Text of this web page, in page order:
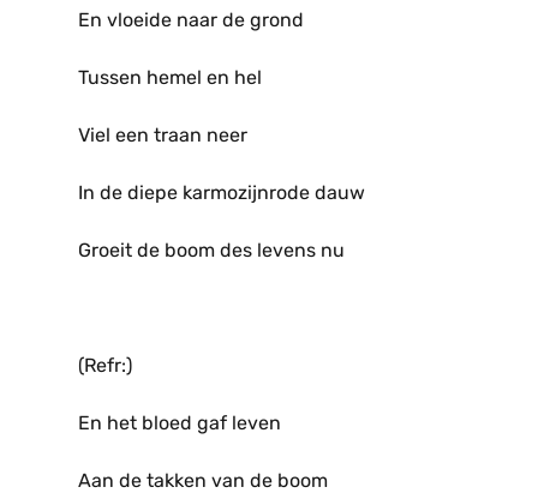
En vloeide naar de grond
Tussen hemel en hel
Viel een traan neer
In de diepe karmozijnrode dauw
Groeit de boom des levens nu
(Refr:)
En het bloed gaf leven
Aan de takken van de boom